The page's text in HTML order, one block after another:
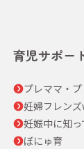
育児サポー
プレママ・
妊婦フレン
妊娠中に知
ぼにゅ育